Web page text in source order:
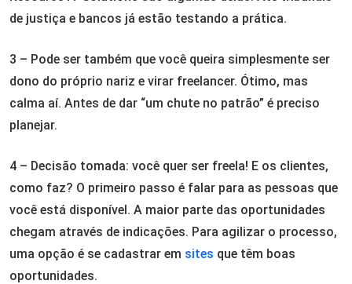
de justiça e bancos já estão testando a prática.
3 – Pode ser também que você queira simplesmente ser
dono do próprio nariz e virar freelancer. Ótimo, mas
calma aí. Antes de dar “um chute no patrão” é preciso
planejar.
4 – Decisão tomada: você quer ser freela! E os clientes,
como faz? O primeiro passo é falar para as pessoas que
você está disponível. A maior parte das oportunidades
chegam através de indicações. Para agilizar o processo,
uma opção é se cadastrar em sites que têm boas
oportunidades.